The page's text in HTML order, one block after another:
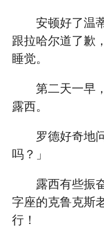
安顿好了温
跟拉哈尔道了歉
睡觉。
第二天一早
露西。
罗德好奇地
吗？」
露西有些振
字座的克鲁克斯
行！